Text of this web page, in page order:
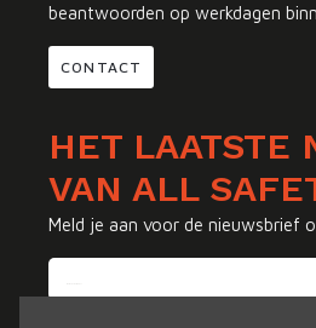
beantwoorden op werkdagen
CONTACT
HET LAATSTE
VAN ALL
Meld je aan voor de nieuwsbrief